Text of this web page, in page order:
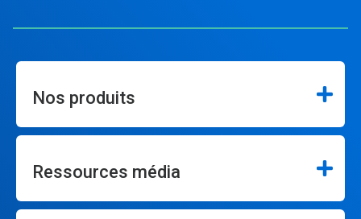
Nos produits
Ressources média